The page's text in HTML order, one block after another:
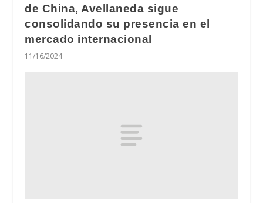
de China, Avellaneda sigue
consolidando su presencia en el
mercado internacional
11/16/2024